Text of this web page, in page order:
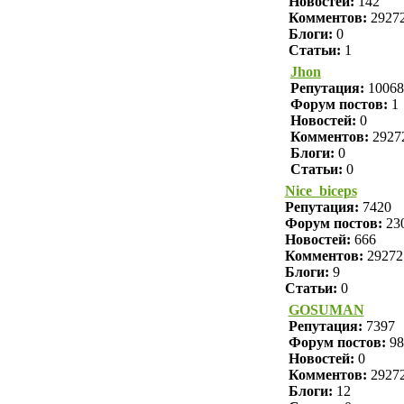
Комментов:
Блоги: 0
Статьи: 1
Jhon
Репутация: 10068
Форум постов: 1
Новостей: 0
Комментов:
Блоги: 0
Статьи: 0
Nice_biceps
Репутация: 7420
Форум постов:
Новостей: 666
Комментов: 29272
Блоги: 9
Статьи: 0
GOSUMAN
Репутация: 7397
Форум постов:
Новостей: 0
Комментов:
Блоги: 12